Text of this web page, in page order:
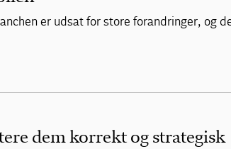
er udsat for store forandringer, og
dem korrekt og strategisk